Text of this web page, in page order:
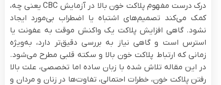
درک درست مفهوم پلاکت خون بالا در آزمایش CBC یعنی چه،
کمک می‌کند تصمیم‌های اشتباه یا اضطراب بی‌مورد ایجاد
نشود. گاهی افزایش پلاکت یک واکنش موقت به عفونت یا
استرس است و گاهی نیاز به بررسی دقیق‌تر دارد، به‌ویژه
زمانی که ارتباط پلاکت خون بالا و سکته قلبی مطرح می‌شود.
در این مقاله تلاش شده با زبان ساده اما تخصصی، علت بالا
رفتن پلاکت خون، خطرات احتمالی، تفاوت‌ها در زنان و مردان و